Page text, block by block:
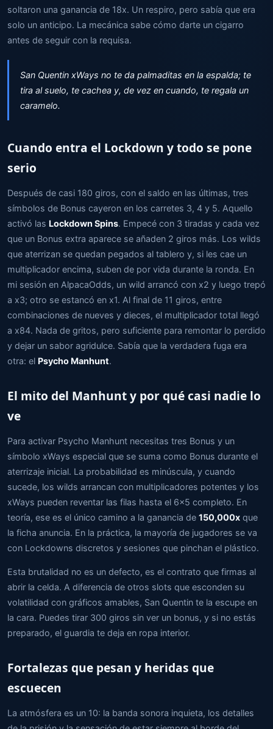
soltaron una ganancia de 18x. Un respiro, pero sabía que era
solo un anticipo. La mecánica sabe cómo darte un cigarro
antes de seguir con la requisa.
San Quentin xWays no te da palmaditas en la espalda; te
tira al suelo, te cachea y, de vez en cuando, te regala un
caramelo.
Cuando entra el Lockdown y todo se pone
serio
Después de casi 180 giros, con el saldo en las últimas, tres
símbolos de Bonus cayeron en los carretes 3, 4 y 5. Aquello
activó las Lockdown Spins. Empecé con 3 tiradas y cada vez
que un Bonus extra aparece se añaden 2 giros más. Los wilds
que aterrizan se quedan pegados al tablero y, si les cae un
multiplicador encima, suben de por vida durante la ronda. En
mi sesión en AlpacaOdds, un wild arrancó con x2 y luego trepó
a x3; otro se estancó en x1. Al final de 11 giros, entre
combinaciones de nueves y dieces, el multiplicador total llegó
a x84. Nada de gritos, pero suficiente para remontar lo perdido
y dejar un sabor agridulce. Sabía que la verdadera fuga era
otra: el Psycho Manhunt.
El mito del Manhunt y por qué casi nadie lo
ve
Para activar Psycho Manhunt necesitas tres Bonus y un
símbolo xWays especial que se suma como Bonus durante el
aterrizaje inicial. La probabilidad es minúscula, y cuando
sucede, los wilds arrancan con multiplicadores potentes y los
xWays pueden reventar las filas hasta el 6x5 completo. En
teoría, ese es el único camino a la ganancia de 150,000x que
la ficha anuncia. En la práctica, la mayoría de jugadores se va
con Lockdowns discretos y sesiones que pinchan el plástico.
Esta brutalidad no es un defecto, es el contrato que firmas al
abrir la celda. A diferencia de otros slots que esconden su
volatilidad con gráficos amables, San Quentin te la escupe en
la cara. Puedes tirar 300 giros sin ver un bonus, y si no estás
preparado, el guardia te deja en ropa interior.
Fortalezas que pesan y heridas que
escuecen
La atmósfera es un 10: la banda sonora inquieta, los detalles